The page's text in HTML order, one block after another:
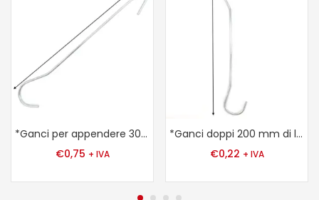
*Ganci per appendere 300 mm
€0,75 + IVA
*Ganci doppi 200 mm di lunghezza, 2 mm ø zincato
€0,22 + IVA